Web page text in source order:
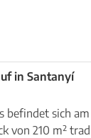
in Santanyí
befindet sich
von 210 m²